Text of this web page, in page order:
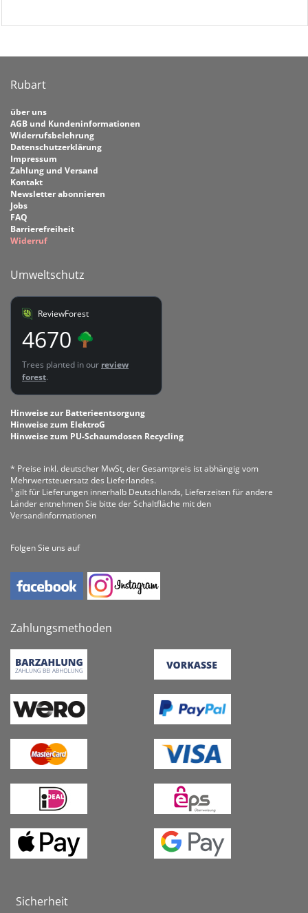
Rubart
über uns
AGB und Kundeninformationen
Widerrufsbelehrung
Datenschutzerklärung
Impressum
Zahlung und Versand
Kontakt
Newsletter abonnieren
Jobs
FAQ
Barrierefreiheit
Widerruf
Umweltschutz
ReviewForest
4670
Trees planted in our review
forest.
Hinweise zur Batterieentsorgung
Hinweise zum ElektroG
Hinweise zum PU-Schaumdosen Recycling
* Preise inkl. deutscher MwSt, der Gesamtpreis ist abhängig vom
Mehrwertsteuersatz des Lieferlandes.
¹ gilt für Lieferungen innerhalb Deutschlands, Lieferzeiten für andere
Länder entnehmen Sie bitte der Schaltfläche mit den
Versandinformationen
Folgen Sie uns auf
Zahlungsmethoden
Sicherheit